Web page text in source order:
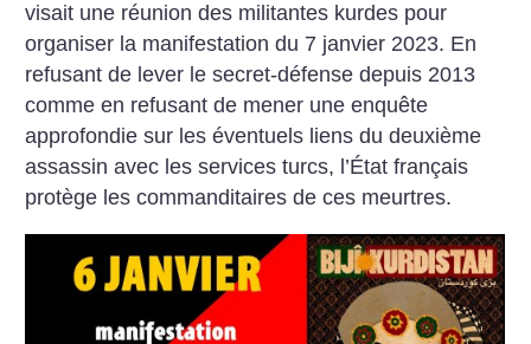
visait une réunion des militantes kurdes pour
organiser la manifestation du 7 janvier 2023. En
refusant de lever le secret-défense depuis 2013
comme en refusant de mener une enquête
approfondie sur les éventuels liens du deuxième
assassin avec les services turcs, l’État français
protège les commanditaires de ces meurtres.